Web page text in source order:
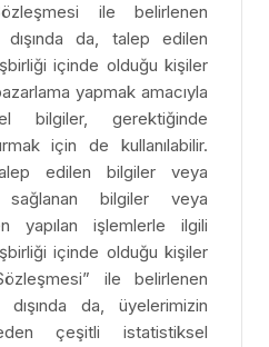
ile belirlenen
da, talep edilen
içinde olduğu kişiler
yapmak amacıyla
bilgiler, gerektiğinde
için de kullanılabilir.
talep edilen bilgiler veya
sağlanan bilgiler veya
yapılan işlemlerle ilgili
içinde olduğu kişiler
ile belirlenen
da, üyelerimizin
çeşitli istatistiksel